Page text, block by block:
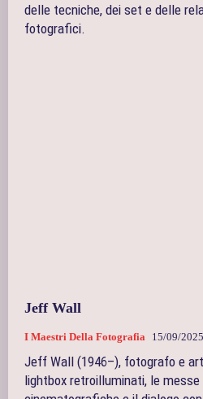
delle tecniche, dei set e delle
fotografici.
Jeff Wall
I Maestri Della Fotografia 15/09/2025
Jeff Wall (1946–), fotografo e
lightbox retroilluminati, le messe